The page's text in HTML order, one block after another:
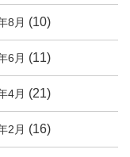
8月 (10)
6月 (11)
4月 (21)
2月 (16)